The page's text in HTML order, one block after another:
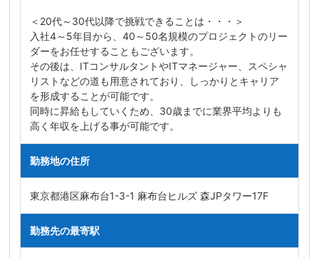
＜20代～30代以降で挑戦できることは・・・＞
入社4～5年目から、40～50名規模のプロジェクトのリー
ダーをお任せすることもございます。
その後は、ITコンサルタントやITマネージャー、スペシャ
リストなどの道も用意されており、しっかりとキャリア
を形成することが可能です。
同時に昇給もしていくため、30歳までに業界平均よりも
高く年収を上げる事が可能です。
勤務地の住所
東京都港区麻布台1-3-1 麻布台ヒルズ 森JPタワー17F
勤務先の最寄駅